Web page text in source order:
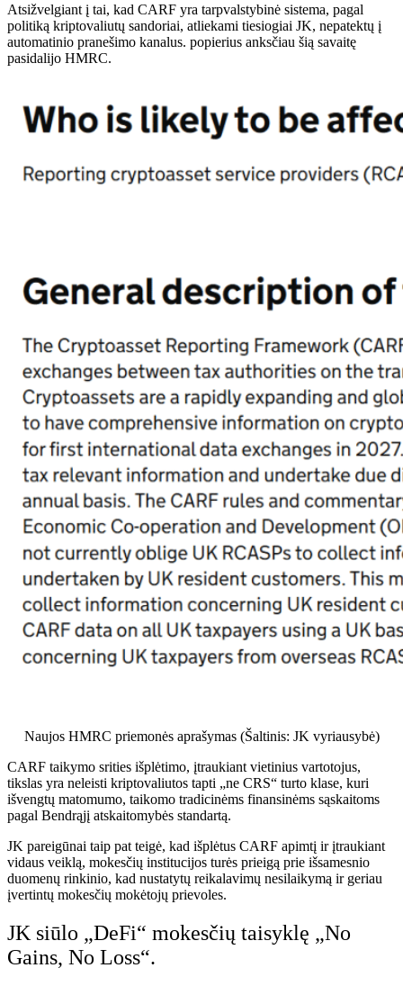
Atsižvelgiant į tai, kad CARF yra tarpvalstybinė sistema, pagal
politiką kriptovaliutų sandoriai, atliekami tiesiogiai JK, nepatektų į
automatinio pranešimo kanalus. popierius anksčiau šią savaitę
pasidalijo HMRC.
Naujos HMRC priemonės aprašymas (Šaltinis: JK vyriausybė)
CARF taikymo srities išplėtimo, įtraukiant vietinius vartotojus,
tikslas yra neleisti kriptovaliutos tapti „ne CRS“ turto klase, kuri
išvengtų matomumo, taikomo tradicinėms finansinėms sąskaitoms
pagal Bendrąjį atskaitomybės standartą.
JK pareigūnai taip pat teigė, kad išplėtus CARF apimtį ir įtraukiant
vidaus veiklą, mokesčių institucijos turės prieigą prie išsamesnio
duomenų rinkinio, kad nustatytų reikalavimų nesilaikymą ir geriau
įvertintų mokesčių mokėtojų prievoles.
JK siūlo „DeFi“ mokesčių taisyklę „No
Gains, No Loss“.